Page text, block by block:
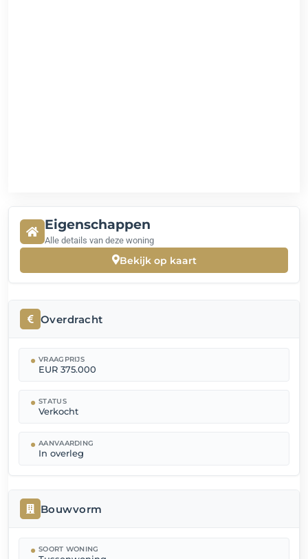
Eigenschappen
Alle details van deze woning
Bekijk op kaart
Overdracht
VRAAGPRIJS
EUR 375.000
STATUS
Verkocht
AANVAARDING
In overleg
Bouwvorm
SOORT WONING